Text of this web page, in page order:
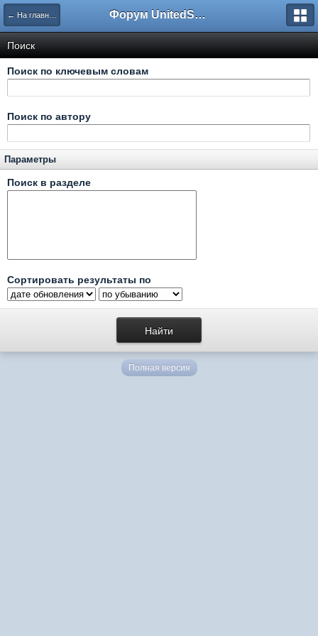
← На главную Форум UnitedSouth
Поиск
Поиск по ключевым словам
Поиск по автору
Параметры
Поиск в разделе
Сортировать результаты по
Полная версия